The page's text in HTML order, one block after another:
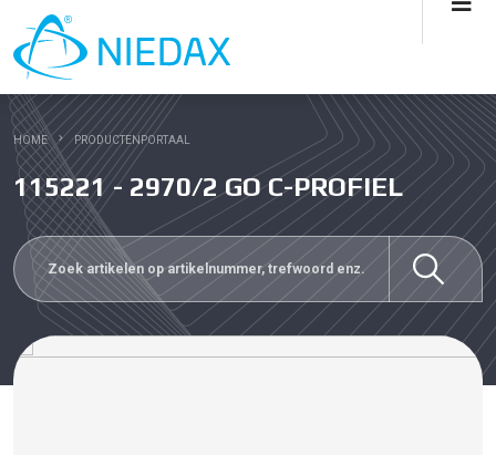
HOME PRODUCTENPORTAAL
115221 - 2970/2 GO C-PROFIEL